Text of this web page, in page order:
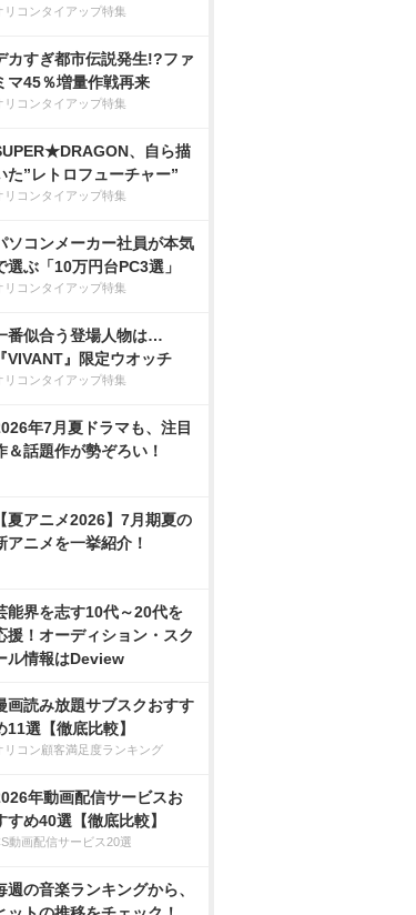
リコンタイアップ特集
カすぎ都市伝説発生!?ファ
マ45％増量作戦再来
リコンタイアップ特集
、自ら描
た”レトロフューチャー”
リコンタイアップ特集
ソコンメーカー社員が本気
選ぶ「10万円台PC3選」
リコンタイアップ特集
番似合う登場人物は…
『VIVANT』限定ウオッチ
リコンタイアップ特集
年7月夏ドラマも、注目
＆話題作が勢ぞろい！
【夏アニメ2026】7月期夏の
アニメを一挙紹介！
能界を志す10代～20代を
援！オーディション・スク
ル情報はDeview
画読み放題サブスクおすす
11選【徹底比較】
リコン顧客満足度ランキング
年動画配信サービスお
すめ40選【徹底比較】
動画配信サービス20選
週の音楽ランキングから、